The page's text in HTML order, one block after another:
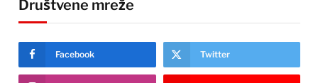
Društvene mreže
Facebook Twitter